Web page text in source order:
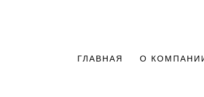
ГЛАВНАЯ О